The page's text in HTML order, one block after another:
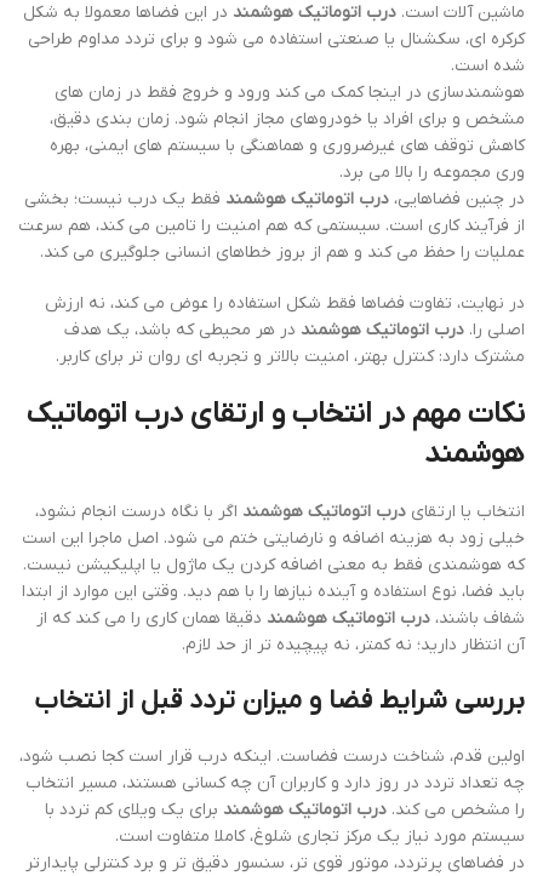
ماشین آلات است. درب اتوماتیک هوشمند در این فضاها معمولا به شکل
کرکره ای، سکشنال یا صنعتی استفاده می شود و برای تردد مداوم طراحی
شده است.
هوشمندسازی در اینجا کمک می کند ورود و خروج فقط در زمان های
مشخص و برای افراد یا خودروهای مجاز انجام شود. زمان بندی دقیق،
کاهش توقف های غیرضروری و هماهنگی با سیستم های ایمنی، بهره
وری مجموعه را بالا می برد.
در چنین فضاهایی، درب اتوماتیک هوشمند فقط یک درب نیست؛ بخشی
از فرآیند کاری است. سیستمی که هم امنیت را تامین می کند، هم سرعت
عملیات را حفظ می کند و هم از بروز خطاهای انسانی جلوگیری می کند.
در نهایت، تفاوت فضاها فقط شکل استفاده را عوض می کند، نه ارزش
اصلی را. درب اتوماتیک هوشمند در هر محیطی که باشد، یک هدف
مشترک دارد: کنترل بهتر، امنیت بالاتر و تجربه ای روان تر برای کاربر.
نکات مهم در انتخاب و ارتقای درب اتوماتیک
هوشمند
انتخاب یا ارتقای درب اتوماتیک هوشمند اگر با نگاه درست انجام نشود،
خیلی زود به هزینه اضافه و نارضایتی ختم می شود. اصل ماجرا این است
که هوشمندی فقط به معنی اضافه کردن یک ماژول یا اپلیکیشن نیست.
باید فضا، نوع استفاده و آینده نیازها را با هم دید. وقتی این موارد از ابتدا
شفاف باشند، درب اتوماتیک هوشمند دقیقا همان کاری را می کند که از
آن انتظار دارید؛ نه کمتر، نه پیچیده تر از حد لازم.
بررسی شرایط فضا و میزان تردد قبل از انتخاب
اولین قدم، شناخت درست فضاست. اینکه درب قرار است کجا نصب شود،
چه تعداد تردد در روز دارد و کاربران آن چه کسانی هستند، مسیر انتخاب
را مشخص می کند. درب اتوماتیک هوشمند برای یک ویلای کم تردد با
سیستم مورد نیاز یک مرکز تجاری شلوغ، کاملا متفاوت است.
در فضاهای پرتردد، موتور قوی تر، سنسور دقیق تر و برد کنترلی پایدارتر